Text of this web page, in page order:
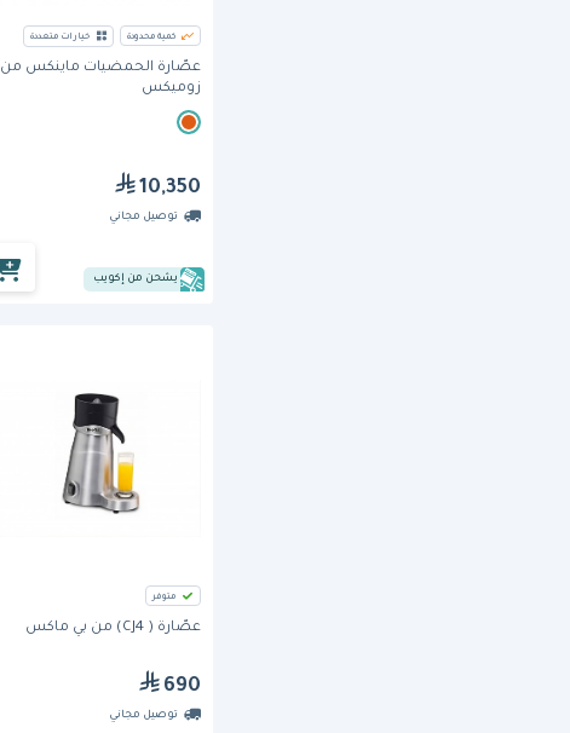
كمية محدودة خيارات متعددة
عصّارة الحمضيات ماينكس من
زوميكس
10,350
توصيل مجاني
يشحن من إكويب
متوفر
عصّارة ( CJ4) من بي ماكس
690
توصيل مجاني